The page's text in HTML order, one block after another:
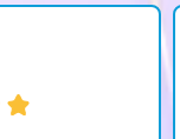
от 60 мин